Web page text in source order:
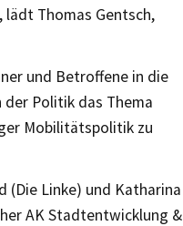
lädt Thomas Gentsch,
und Betroffene in die
Politik das Thema
Mobilitätspolitik zu
(Die Linke) und Katharina
AK Stadtentwicklung &